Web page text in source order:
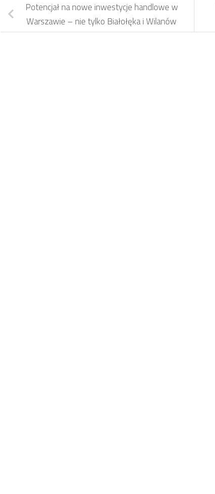
Potencjał na nowe inwestycje handlowe w
Warszawie – nie tylko Białołęka i Wilanów